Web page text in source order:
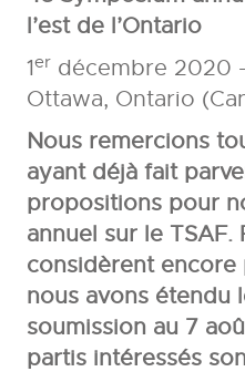
l’est de l’Ontario
1erdécembre 2020
Ottawa, Ontario
Nous remercions
ayant déjà fait
propositions pour
annuel sur le
considèrent
nous avons étendu
soumission au 7
partis intéressés